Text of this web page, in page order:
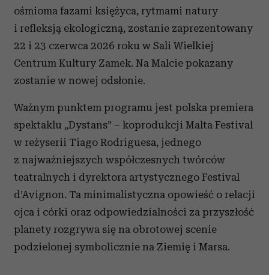
ośmioma fazami księżyca, rytmami natury
i refleksją ekologiczną, zostanie zaprezentowany
22 i 23 czerwca 2026 roku w Sali Wielkiej
Centrum Kultury Zamek. Na Malcie pokazany
zostanie w nowej odsłonie.
Ważnym punktem programu jest polska premiera
spektaklu „Dystans” – koprodukcji Malta Festival
w reżyserii Tiago Rodriguesa, jednego
z najważniejszych współczesnych twórców
teatralnych i dyrektora artystycznego Festival
d’Avignon. Ta minimalistyczna opowieść o relacji
ojca i córki oraz odpowiedzialności za przyszłość
planety rozgrywa się na obrotowej scenie
podzielonej symbolicznie na Ziemię i Marsa.